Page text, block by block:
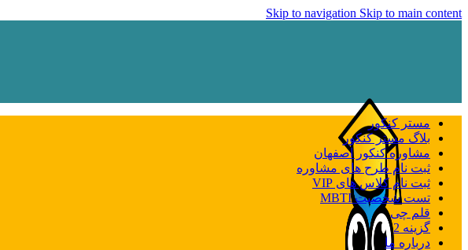
Skip to navigation Skip to main content
مستر کنکور
بلاگ مستر کنکور
مشاوره کنکور اصفهان
ثبت نام طرح های مشاوره
ثبت نام کلاس های VIP
تست شخصیت MBTI
قلم چی
گزینه 2
درباره ما